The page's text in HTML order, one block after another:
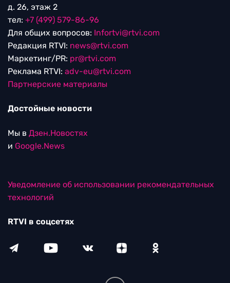
д. 26, этаж 2
тел: +7 (499) 579-86-96
Для общих вопросов: Infortvi@rtvi.com
Редакция RTVI: news@rtvi.com
Маркетинг/PR: pr@rtvi.com
Реклама RTVI: adv-eu@rtvi.com
Партнерские материалы
Достойные новости
Мы в Дзен.Новостях
и Google.News
Уведомление об использовании рекомендательных
технологий
RTVI в соцсетях